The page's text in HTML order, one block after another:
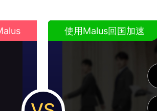
使用Malus回国加速